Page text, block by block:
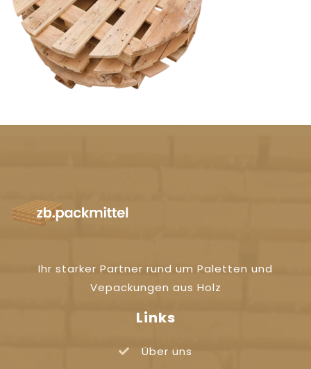
Ihr starker Partner rund um Paletten und
Vepackungen aus Holz
Links
Über uns